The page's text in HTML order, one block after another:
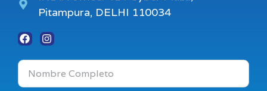
Pitampura, DELHI 110034